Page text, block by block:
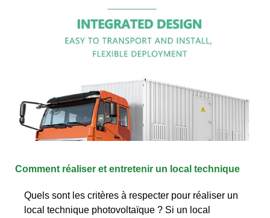
Comment réaliser et entretenir un local technique
Quels sont les critères à respecter pour réaliser un
local technique photovoltaïque ? Si un local